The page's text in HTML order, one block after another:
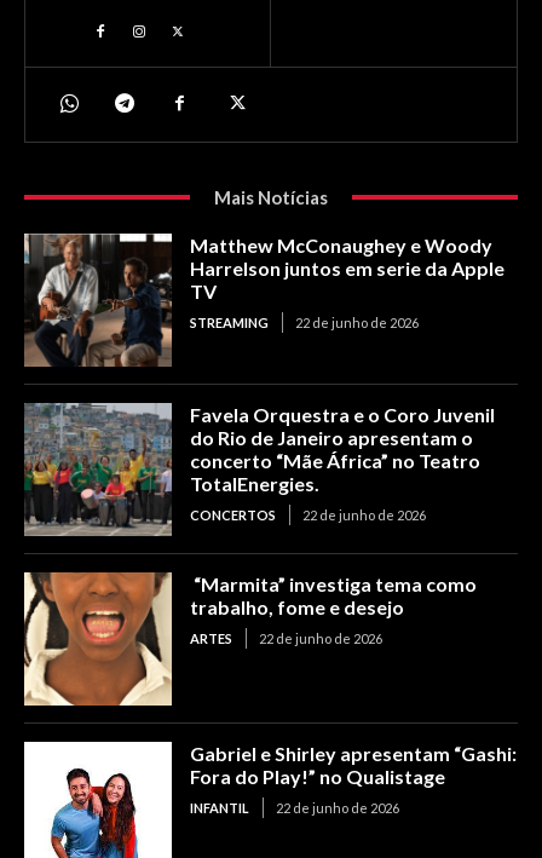
Mais Notícias
Matthew McConaughey e Woody
Harrelson juntos em serie da Apple
TV
STREAMING 22 de junho de 2026
Favela Orquestra e o Coro Juvenil
do Rio de Janeiro apresentam o
concerto “Mãe África” no Teatro
TotalEnergies.
CONCERTOS 22 de junho de 2026
“Marmita” investiga tema como
trabalho, fome e desejo
ARTES 22 de junho de 2026
Gabriel e Shirley apresentam “Gashi:
Fora do Play!” no Qualistage
INFANTIL 22 de junho de 2026